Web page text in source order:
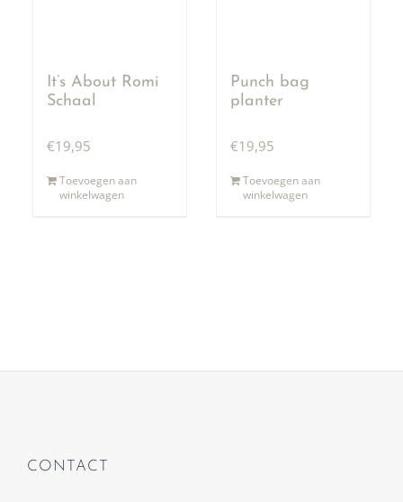
It’s About Romi
Schaal
€19,95
Toevoegen aan
winkelwagen
Punch bag
planter
€19,95
Toevoegen aan
winkelwagen
CONTACT